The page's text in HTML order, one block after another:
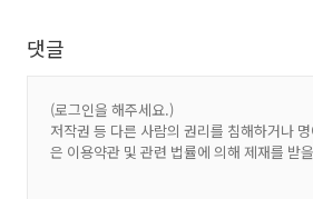
댓글